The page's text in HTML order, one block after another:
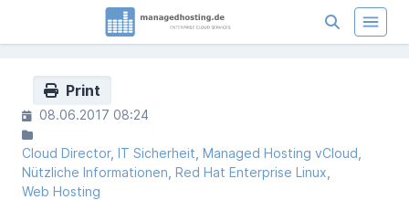
Print
08.06.2017 08:24
Cloud Director IT Sicherheit Managed Hosting vCloud
Nützliche Informationen Red Hat Enterprise Linux
Web Hosting